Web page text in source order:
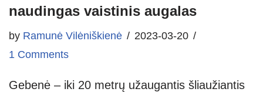
naudingas vaistinis augalas
by Ramunė Vilėniškienė
2023-03-20
1 Comments
Gebenė – iki 20 metrų užaugantis šliaužiantis